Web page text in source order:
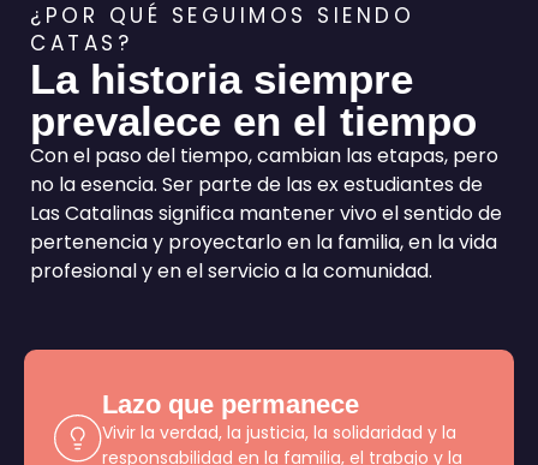
¿POR QUÉ SEGUIMOS SIENDO
CATAS?
La historia siempre
prevalece en el tiempo
Con el paso del tiempo, cambian las etapas, pero
no la esencia. Ser parte de las ex estudiantes de
Las Catalinas significa mantener vivo el sentido de
pertenencia y proyectarlo en la familia, en la vida
profesional y en el servicio a la comunidad.
Lazo que permanece
Vivir la verdad, la justicia, la solidaridad y la
responsabilidad en la familia, el trabajo y la